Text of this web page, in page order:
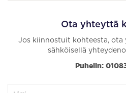
Ota yhteyttä
Jos kiinnostuit kohteesta,
sähköisellä
Puhelin: